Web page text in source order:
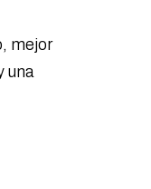
mejor
una